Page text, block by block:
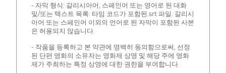
- 자막 형식: 갈리시아어, 스페인어 또는 영어로 된 대화
및/또는 텍스트 목록: 타임 코드가 포함된.srt 파일. 갈리시
아어 또는 스페인어 이외의 언어로 된 자막이 포함된 사본
은 허용되지 않습니다.
- 작품을 등록하고 본 약관에 명백히 동의함으로써, 선정
된 단편 영화의 소유자는 영화제 상영 및 해당 주에 영화
제가 주최하는 특정 상영에 대한 권한을 부여합니다.